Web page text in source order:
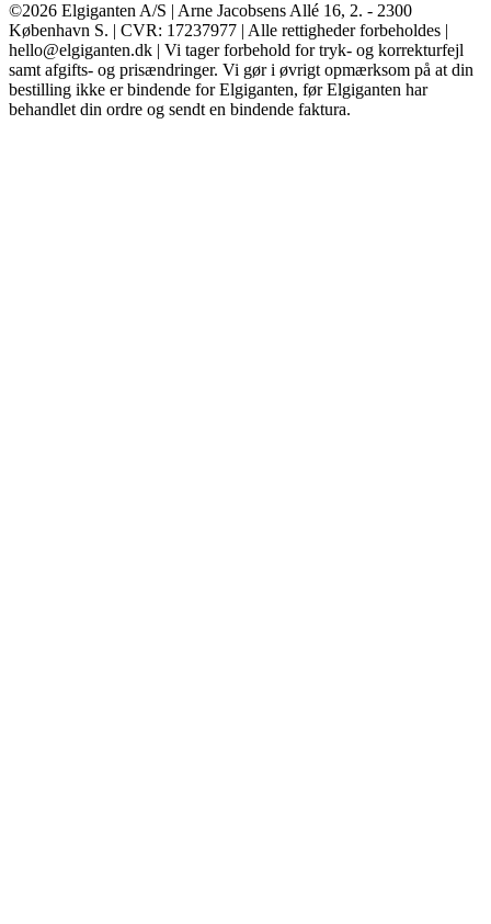
©2026 Elgiganten A/S | Arne Jacobsens Allé 16, 2. - 2300
København S. | CVR: 17237977 | Alle rettigheder forbeholdes |
hello@elgiganten.dk | Vi tager forbehold for tryk- og korrekturfejl
samt afgifts- og prisændringer. Vi gør i øvrigt opmærksom på at din
bestilling ikke er bindende for Elgiganten, før Elgiganten har
behandlet din ordre og sendt en bindende faktura.